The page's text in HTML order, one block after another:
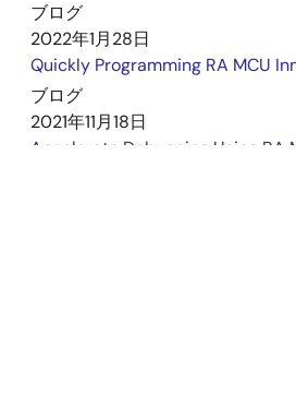
ブログ
2022年1月28日
Quickly Programming RA MCU
ブログ
2021年11月18日
Accelerate Debugging Using RA